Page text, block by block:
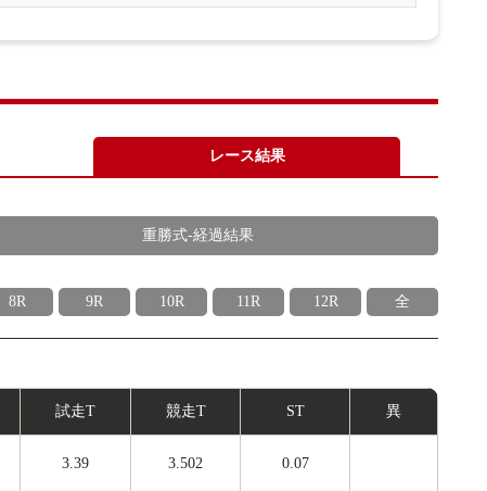
レース結果
重勝式-経過結果
8R 9R 10R 11R 12R 全
試走T 競走T ST 異
3.39 3.502 0.07